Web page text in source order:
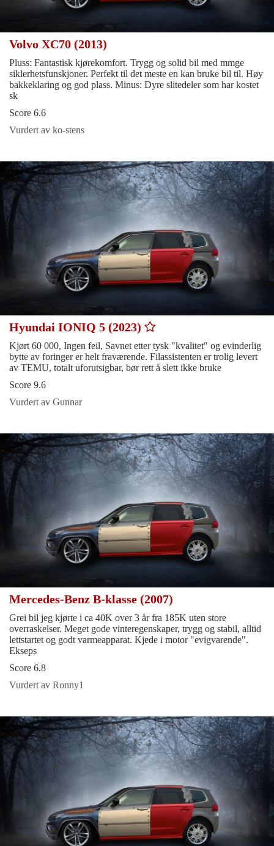
Volvo XC70 (2013)
Pluss: Fantastisk kjørekomfort. Trygg og solid bil med mmge
siklerhetsfunskjoner. Perfekt til det meste en kan bruke bil til. Høy
bakkeklaring og god plass. Minus: Dyre slitedeler som har kostet
sk
Score 6.6
Vurdert av ko-stens
Hyundai IONIQ 5 (2023)
Kjørt 60 000, Ingen feil, Savnet etter tysk "kvalitet" og evinderlig
bytte av foringer er helt fraværende. Filassistenten er trolig levert
av TEMU, totalt uforutsigbar, bør rett å slett ikke bruke
Score 9.6
Vurdert av Gunnar
Mercedes-Benz B-klasse (2007)
Grei bil jeg kjørte i ca 40K over 3 år fra 185K uten store
overraskelser. Meget gode vinteregenskaper, trygg og stabil, alltid
lettstartet og godt varmeapparat. Kjede i motor "evigvarende".
Ekseps
Score 6.8
Vurdert av Ronny1